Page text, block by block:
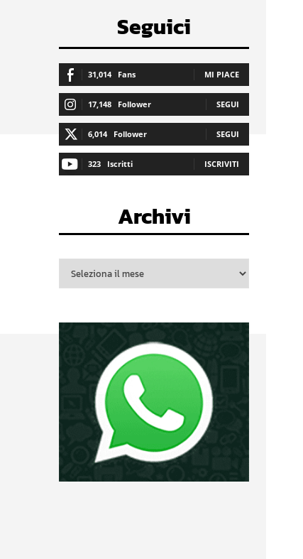
Seguici
31,014 Fans MI PIACE
17,148 Follower SEGUI
6,014 Follower SEGUI
323 Iscritti ISCRIVITI
Archivi